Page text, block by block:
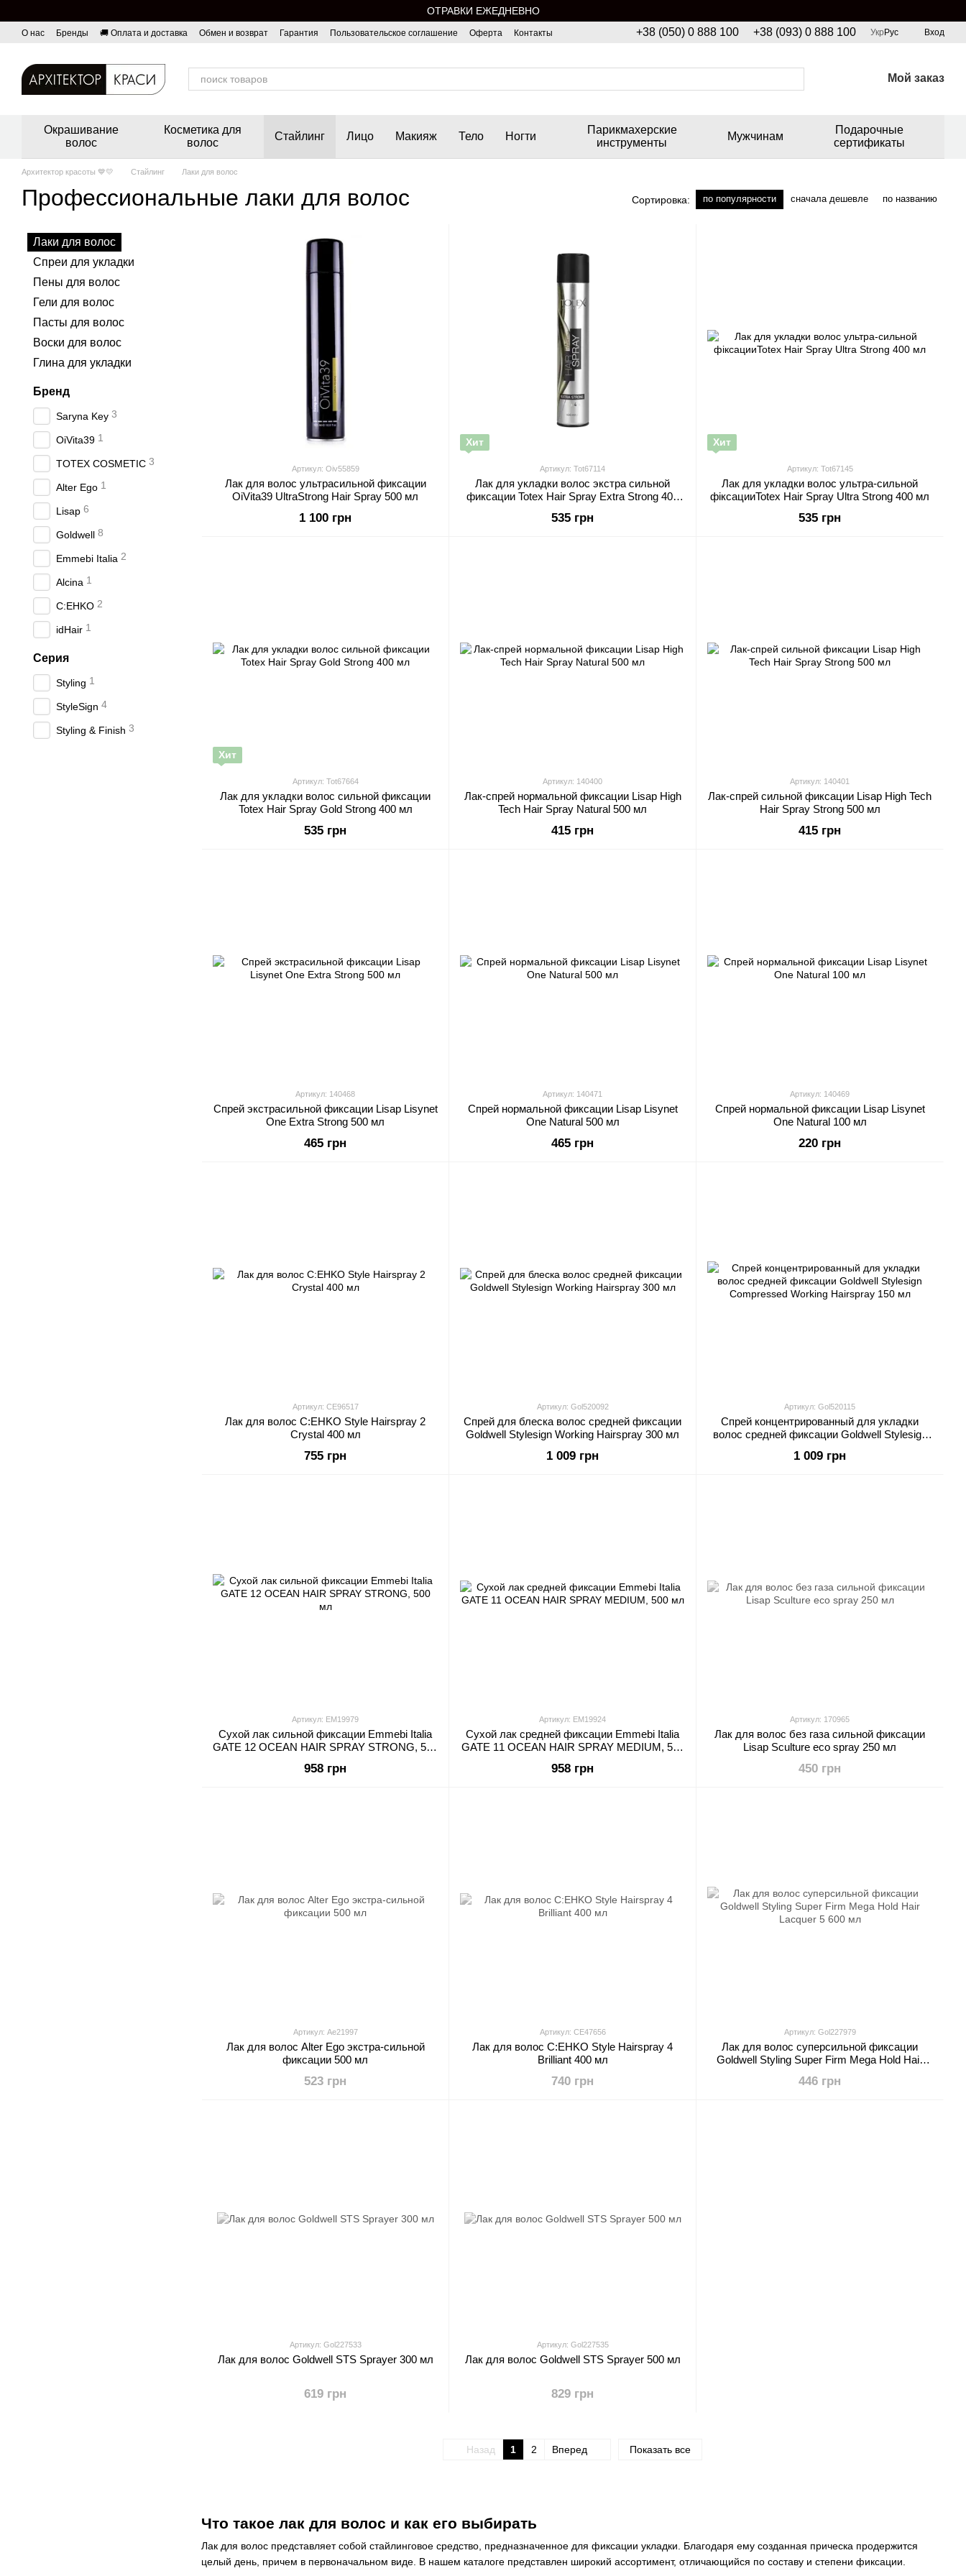
ОТРАВКИ ЕЖЕДНЕВНО
О нас Бренды 🚚 Оплата и доставка Обмен и возврат Гарантия Пользовательское соглашение Оферта Контакты +38 (050) 0 888 100 +38 (093) 0 888 100 Укр Рус Вход
Мой заказ
Окрашивание
волос
Косметика для
волос
Стайлинг Лицо Макияж Тело Ногти
Парикмахерские
инструменты
Мужчинам
Подарочные
сертификаты
Архитектор красоты 💙💛 Стайлинг Лаки для волос
Профессиональные лаки для волос Сортировка: по популярности сначала дешевле по названию
Что такое лак для волос и как его выбирать
Лак для волос представляет собой стайлинговое средство, предназначенное для фиксации укладки. Благодаря ему созданная прическа продержится
целый день, причем в первоначальном виде. В нашем каталоге представлен широкий ассортимент, отличающийся по составу и степени фиксации.
Артикул: Oiv55859
Лак для волос ультрасильной фиксации
OiVita39 UltraStrong Hair Spray 500 мл
1 100 грн
Хит
Артикул: Tot67114
Лак для укладки волос экстра сильной
фиксации Totex Hair Spray Extra Strong 400
535 грн
Хит
Артикул: Tot67145
Лак для укладки волос ультра-сильной
фіксацииTotex Hair Spray Ultra Strong 400 мл
535 грн
Хит
Артикул: Tot67664
Лак для укладки волос сильной фиксации
Totex Hair Spray Gold Strong 400 мл
535 грн
Артикул: 140400
Лак-спрей нормальной фиксации Lisap High
Tech Hair Spray Natural 500 мл
415 грн
Артикул: 140401
Лак-спрей сильной фиксации Lisap High Tech
Hair Spray Strong 500 мл
415 грн
Артикул: 140468
Спрей экстрасильной фиксации Lisap Lisynet
One Extra Strong 500 мл
465 грн
Артикул: 140471
Спрей нормальной фиксации Lisap Lisynet
One Natural 500 мл
465 грн
Артикул: 140469
Спрей нормальной фиксации Lisap Lisynet
One Natural 100 мл
220 грн
Артикул: CE96517
Лак для волос C:EHKO Style Hairspray 2
Crystal 400 мл
755 грн
Артикул: Gol520092
Спрей для блеска волос средней фиксации
Goldwell Stylesign Working Hairspray 300 мл
1 009 грн
Артикул: Gol520115
Спрей концентрированный для укладки
волос средней фиксации Goldwell Stylesign
1 009 грн
Артикул: EM19979
Сухой лак сильной фиксации Emmebi Italia
GATE 12 OCEAN HAIR SPRAY STRONG, 500
958 грн
Артикул: EM19924
Сухой лак средней фиксации Emmebi Italia
GATE 11 OCEAN HAIR SPRAY MEDIUM, 500
958 грн
Артикул: 170965
Лак для волос без газа сильной фиксации
Lisap Sculture eco spray 250 мл
450 грн
Артикул: Ae21997
Лак для волос Alter Ego экстра-сильной
фиксации 500 мл
523 грн
Артикул: CE47656
Лак для волос C:EHKO Style Hairspray 4
Brilliant 400 мл
740 грн
Артикул: Gol227979
Лак для волос суперсильной фиксации
Goldwell Styling Super Firm Mega Hold Hair
446 грн
Артикул: Gol227533
Лак для волос Goldwell STS Sprayer 300 мл
619 грн
Артикул: Gol227535
Лак для волос Goldwell STS Sprayer 500 мл
829 грн
Назад 1 2 Вперед Показать все
Лаки для волос
Спреи для укладки
Пены для волос
Гели для волос
Пасты для волос
Воски для волос
Глина для укладки
Бренд
Saryna Key 3
OiVita39 1
TOTEX COSMETIC 3
Alter Ego 1
Lisap 6
Goldwell 8
Emmebi Italia 2
Alcina 1
C:EHKO 2
idHair 1
Серия
Styling 1
StyleSign 4
Styling & Finish 3